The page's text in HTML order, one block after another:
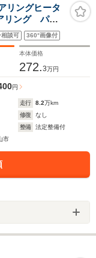
バッ
源 純正フロ
ト LEDオー
ト ETC2.0
ングヒータ
リング パワ
ルセグTV
イブレコー
相談可 360°画像付
本体価格
272.3万円
円
走行 8.2万km
修復
なし
整備
法定整備付
市